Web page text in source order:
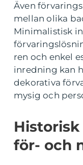
Även
mellan olika
Minimalistisk
ren och enkel
inredning kan
dekorativa
mysig och
för- och